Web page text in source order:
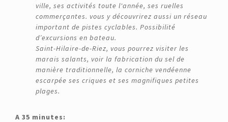
ville, ses activités toute l'année, ses ruelles
commerçantes. vous y découvrirez aussi un réseau
important de pistes cyclables. Possibilité
d’excursions en bateau.
Saint-Hilaire-de-Riez, vous pourrez visiter les
marais salants, voir la fabrication du sel de
manière traditionnelle, la corniche vendéenne
escarpée ses criques et ses magnifiques petites
plages.
A 35 minutes: